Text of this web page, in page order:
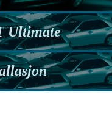
Ultimate